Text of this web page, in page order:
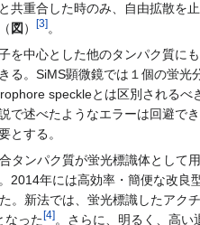
共重合した時のみ、自由拡散を
図 ） [3] 。
中心とした他のタンパク質に
る。SiMS顕微鏡では１個の蛍光
speckleとは区別されるべ
で述べたようなエラーは回避で
とする。
ンパク質が蛍光標識体として
2014年には高効率・簡便な改
。新法では、蛍光標識したア
なった[4] 。さらに、明るく、高